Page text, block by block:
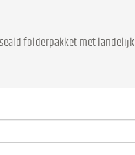
folderpakket met